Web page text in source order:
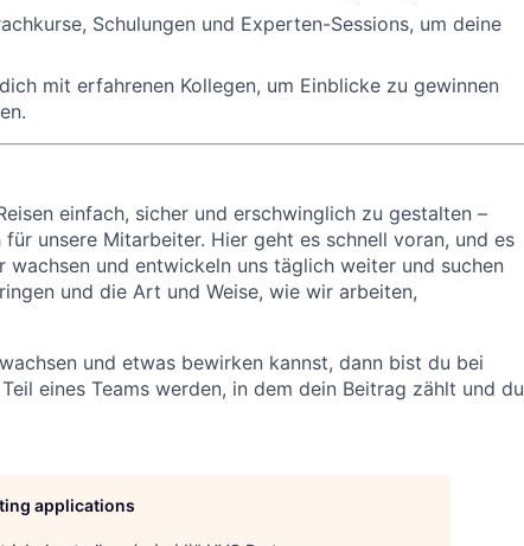
Schulungen und Experten-Sessions, um deine
mit erfahrenen Kollegen, um Einblicke zu gewinnen
einfach, sicher und erschwinglich zu gestalten –
unsere Mitarbeiter. Hier geht es schnell voran, und es
wachsen und entwickeln uns täglich weiter und suchen
und die Art und Weise, wie wir arbeiten,
und etwas bewirken kannst, dann bist du bei
eines Teams werden, in dem dein Beitrag zählt und du
applications